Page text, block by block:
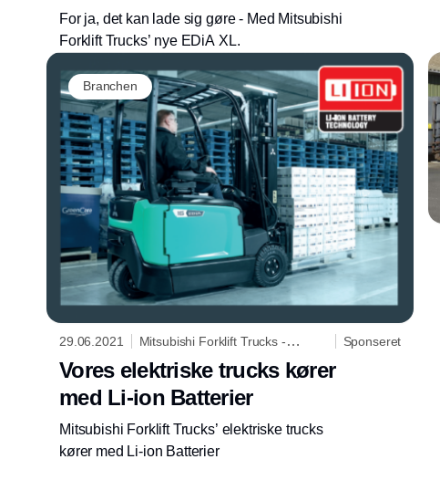
For ja, det kan lade sig gøre - Med Mitsubishi
Forklift Trucks’ nye EDiA XL.
Branchen
29.06.2021
Mitsubishi Forklift Trucks -
Sponseret
Vores elektriske trucks kører
med Li-ion Batterier
Mitsubishi Forklift Trucks’ elektriske trucks
kører med Li-ion Batterier